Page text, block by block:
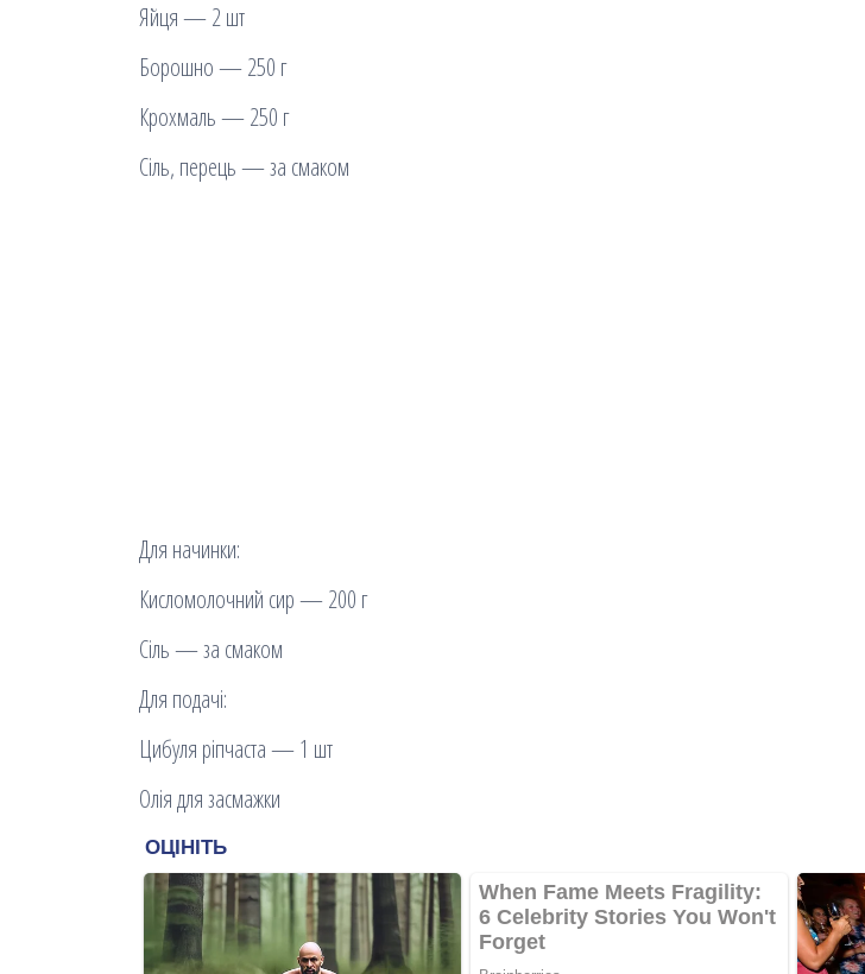
Яйця — 2 шт
Борошно — 250 г
Крохмаль — 250 г
Сіль, перець — за смаком
Для начинки:
Кисломолочний сир — 200 г
Сіль — за смаком
Для подачі:
Цибуля ріпчаста — 1 шт
Олія для засмажки